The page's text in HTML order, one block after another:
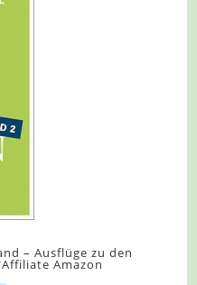
– Ausflüge zu den
Amazon